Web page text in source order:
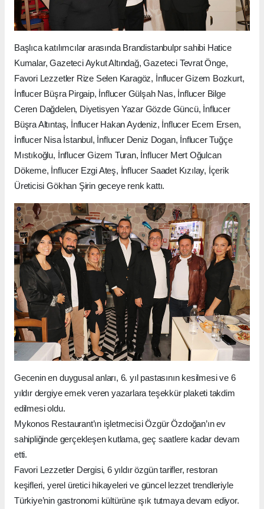
Başlıca katılımcılar arasında Brandistanbulpr sahibi Hatice
Kumalar, Gazeteci Aykut Altındağ, Gazeteci Tevrat Önge,
Favori Lezzetler Rize Selen Karagöz, İnflucer Gizem Bozkurt,
İnflucer Büşra Pirgaip, İnflucer Gülşah Nas, İnflucer Bilge
Ceren Dağdelen, Diyetisyen Yazar Gözde Güncü, İnflucer
Büşra Altıntaş, İnflucer Hakan Aydeniz, İnflucer Ecem Ersen,
İnflucer Nisa İstanbul, İnflucer Deniz Dogan, İnflucer Tuğçe
Mıstıkoğlu, İnflucer Gizem Turan, İnflucer Mert Oğulcan
Dökeme, İnflucer Ezgi Ateş, İnflucer Saadet Kızılay, İçerik
Üreticisi Gökhan Şirin geceye renk kattı.
Gecenin en duygusal anları, 6. yıl pastasının kesilmesi ve 6
yıldır dergiye emek veren yazarlara teşekkür plaketi takdim
edilmesi oldu.
Mykonos Restaurant’ın işletmecisi Özgür Özdoğan’ın ev
sahipliğinde gerçekleşen kutlama, geç saatlere kadar devam
etti.
Favori Lezzetler Dergisi, 6 yıldır özgün tarifler, restoran
keşifleri, yerel üretici hikayeleri ve güncel lezzet trendleriyle
Türkiye’nin gastronomi kültürüne ışık tutmaya devam ediyor.